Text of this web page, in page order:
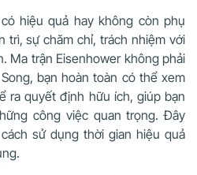
hiệu quả hay không còn phụ
trì, sự chăm chỉ, trách nhiệm với
Ma trận Eisenhower không phải
bạn hoàn toàn có thể xem
ra quyết định hữu ích, giúp bạn
công việc quan trọng. Đây
sử dụng thời gian hiệu quả